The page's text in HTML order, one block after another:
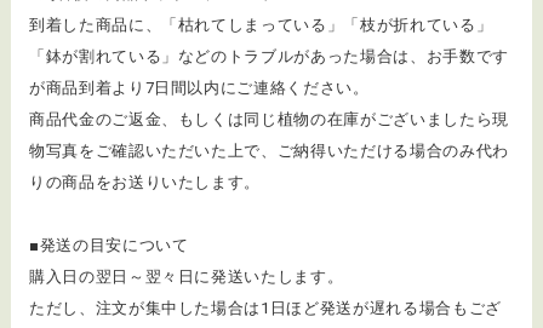
​到着した商品に、「枯れてしまっている」「枝が折れている」
「鉢が割れている」などのトラブルがあった場合は、お手数です
が商品到着より7日間以内にご連絡ください。
商品代金のご返金、もしくは同じ植物の在庫がございましたら現
物写真をご確認いただいた上で、ご納得いただける場合のみ代わ
りの商品をお送りいたします。
■発送の目安について
購入日の翌日～翌々日に発送いたします。
ただし、注文が集中した場合は1日ほど発送が遅れる場合もござ